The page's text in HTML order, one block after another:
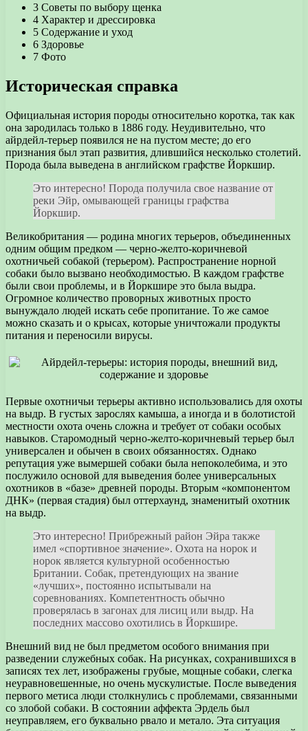
3 Советы по выбору щенка
4 Характер и дрессировка
5 Содержание и уход
6 Здоровье
7 Фото
Историческая справка
Официальная история породы относительно коротка, так как
она зародилась только в 1886 году. Неудивительно, что
айрдейл-терьер появился не на пустом месте; до его
признания был этап развития, длившийся несколько столетий.
Порода была выведена в английском графстве Йоркшир.
Это интересно! Порода получила свое название от
реки Эйр, омывающей границы графства
Йоркшир.
Великобритания — родина многих терьеров, объединенных
одним общим предком — черно-желто-коричневой
охотничьей собакой (терьером). Распространение норной
собаки было вызвано необходимостью. В каждом графстве
были свои проблемы, и в Йоркшире это была выдра.
Огромное количество проворных животных просто
вынуждало людей искать себе пропитание. То же самое
можно сказать и о крысах, которые уничтожали продукты
питания и переносили вирусы.
Первые охотничьи терьеры активно использовались для охоты
на выдр. В густых зарослях камыша, а иногда и в болотистой
местности охота очень сложна и требует от собаки особых
навыков. Старомодный черно-желто-коричневый терьер был
универсален и обычен в своих обязанностях. Однако
репутация уже вымершей собаки была непоколебима, и это
послужило основой для выведения более универсальных
охотников в «базе» древней породы. Вторым «компонентом
ДНК» (первая стадия) был оттерхаунд, знаменитый охотник
на выдр.
Это интересно! Прибрежный район Эйра также
имел «спортивное значение». Охота на норок и
норок является культурной особенностью
Британии. Собак, претендующих на звание
«лучших», постоянно испытывали на
соревнованиях. Компетентность обычно
проверялась в загонах для лисиц или выдр. На
последних массово охотились в Йоркшире.
Внешний вид не был предметом особого внимания при
разведении служебных собак. На рисунках, сохранившихся в
записях тех лет, изображены грубые, мощные собаки, слегка
неуравновешенные, но очень мускулистые. После выведения
первого метиса люди столкнулись с проблемами, связанными
со злобой собаки. В состоянии аффекта Эрдель был
неуправляем, его буквально рвало и метало. Эта ситуация